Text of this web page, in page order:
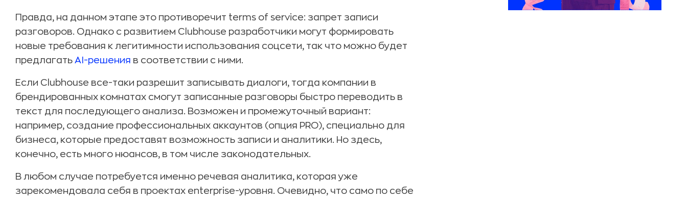
Правда, на данном этапе это противоречит terms of service: запрет записи
разговоров. Однако с развитием Clubhouse разработчики могут формировать
новые требования к легитимности использования соцсети, так что можно будет
предлагать AI-решения в соответствии с ними.
Если Clubhouse все-таки разрешит записывать диалоги, тогда компании в
брендированных комнатах смогут записанные разговоры быстро переводить в
текст для последующего анализа. Возможен и промежуточный вариант:
например, создание профессиональных аккаунтов (опция PRO), специально для
бизнеса, которые предоставят возможность записи и аналитики. Но здесь,
конечно, есть много нюансов, в том числе законодательных.
В любом случае потребуется именно речевая аналитика, которая уже
зарекомендовала себя в проектах enterprise-уровня. Очевидно, что само по себе